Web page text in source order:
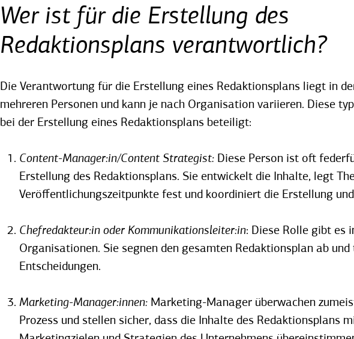
Wer ist für die Erstellung des
Redaktionsplans verantwortlich?
Die Verantwortung für die Erstellung eines Redaktionsplans liegt in
mehreren Personen und kann je nach Organisation variieren. Diese
bei der Erstellung eines Redaktionsplans beteiligt:
Content-Manager:in/Content Strategist: Diese Person ist oft
Erstellung des Redaktionsplans. Sie entwickelt die Inhalte, legt
Veröffentlichungszeitpunkte fest und koordiniert die Erstellung
Chefredakteur:in oder Kommunikationsleiter:in: Diese Rolle gibt es
Organisationen. Sie segnen den gesamten Redaktionsplan ab
Entscheidungen.
Marketing-Manager:innen: Marketing-Manager überwachen
Prozess und stellen sicher, dass die Inhalte des Redaktionsplans